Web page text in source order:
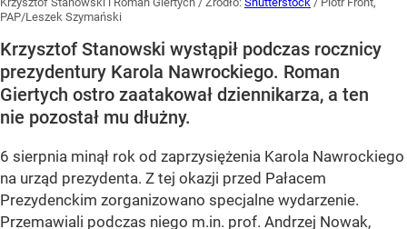
PAP/Leszek Szymański
Krzysztof Stanowski wystąpił podczas rocznicy
prezydentury Karola Nawrockiego. Roman
Giertych ostro zaatakował dziennikarza, a ten
nie pozostał mu dłużny.
6 sierpnia minął rok od zaprzysiężenia Karola Nawrockiego
na urząd prezydenta. Z tej okazji przed Pałacem
Prezydenckim zorganizowano specjalne wydarzenie.
Przemawiali podczas niego m.in. prof. Andrzej Nowak,